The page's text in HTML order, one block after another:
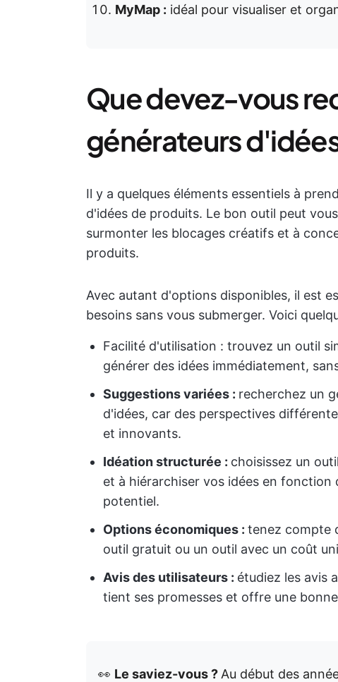
MyMap : idéal pour visualiser et
Que devez-vous
générateurs
Il y a quelques éléments essentiels à
d'idées de produits. Le bon outil peut
surmonter les blocages créatifs et à
produits.
Avec autant d'options disponibles, il est
besoins sans vous submerger. Voici
Facilité d'utilisation : trouvez un outil
générer des idées immédiatement,
Suggestions variées : recherchez un
d'idées, car des perspectives
et innovants.
Idéation structurée : choisissez un
et à hiérarchiser vos idées en fonction
potentiel.
Options économiques : tenez compte
outil gratuit ou un outil avec un coût
Avis des utilisateurs : étudiez les avis
tient ses promesses et offre une
👀 Le saviez-vous ? Au début des